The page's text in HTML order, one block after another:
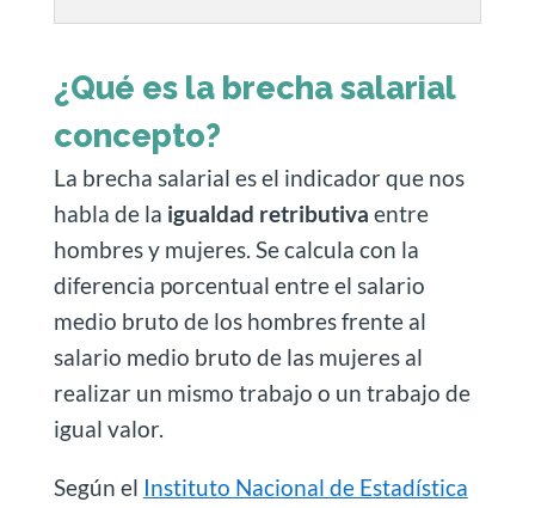
¿Qué es la brecha salarial
concepto?
La brecha salarial es el indicador que nos
habla de la igualdad retributiva entre
hombres y mujeres. Se calcula con la
diferencia porcentual entre el salario
medio bruto de los hombres frente al
salario medio bruto de las mujeres al
realizar un mismo trabajo o un trabajo de
igual valor.
Según el Instituto Nacional de Estadística